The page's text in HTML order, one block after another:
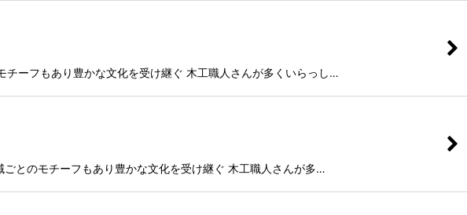
ーフもあり豊かな文化を受け継ぐ 木工職人さんが多くいらっし…
とのモチーフもあり豊かな文化を受け継ぐ 木工職人さんが多…